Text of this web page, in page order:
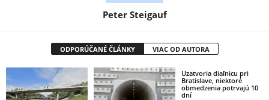
Peter Steigauf
ODPORÚČANÉ ČLÁNKY VIAC OD AUTORA
Uzatvoria diaľnicu pri
Bratislave, niektoré
obmedzenia potrvajú 10
dní